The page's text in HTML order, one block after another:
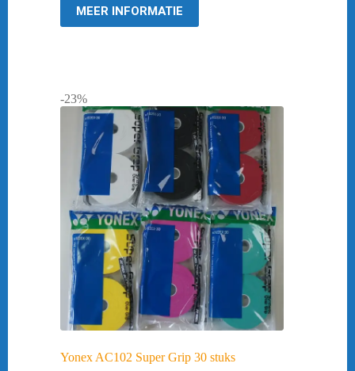
MEER INFORMATIE
-23%
Yonex AC102 Super Grip 30 stuks